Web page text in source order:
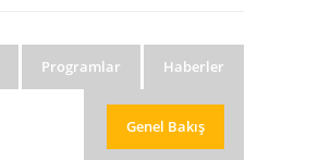
Haberler
Programlar
Genel Bakış